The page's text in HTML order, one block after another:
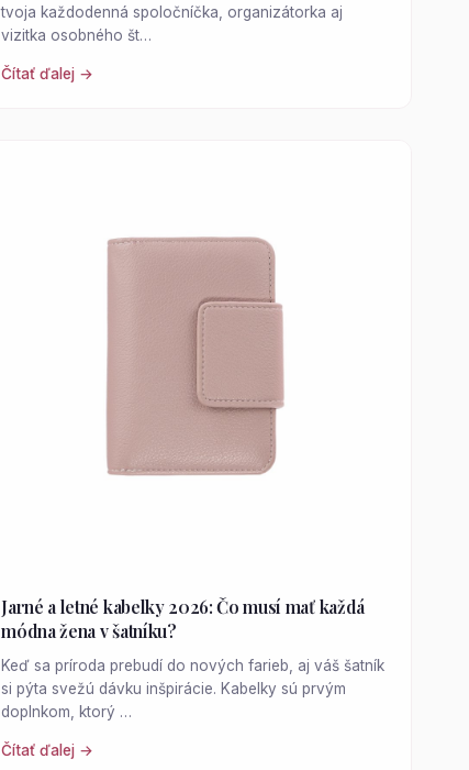
tvoja každodenná spoločníčka, organizátorka aj
vizitka osobného št…
Čítať ďalej →
Jarné a letné kabelky 2026: Čo musí mať každá
módna žena v šatníku?
Keď sa príroda prebudí do nových farieb, aj váš šatník
si pýta svežú dávku inšpirácie. Kabelky sú prvým
doplnkom, ktorý …
Čítať ďalej →